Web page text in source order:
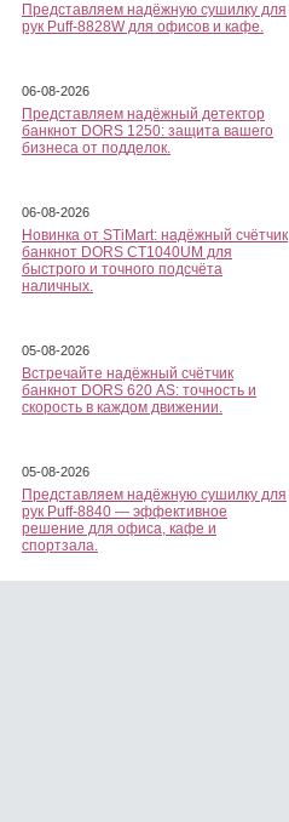
Представляем надёжную сушилку для
рук Puff-8828W для офисов и кафе.
06-08-2026
Представляем надёжный детектор
банкнот DORS 1250: защита вашего
бизнеса от подделок.
06-08-2026
Новинка от STiMart: надёжный счётчик
банкнот DORS CT1040UM для
быстрого и точного подсчёта
наличных.
05-08-2026
Встречайте надёжный счётчик
банкнот DORS 620 АS: точность и
скорость в каждом движении.
05-08-2026
Представляем надёжную сушилку для
рук Puff-8840 — эффективное
решение для офиса, кафе и
спортзала.